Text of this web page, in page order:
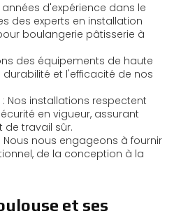
années d'expérience dans le
des experts en installation
boulangerie pâtisserie à
des équipements de haute
et l'efficacité de nos
: Nos installations respectent
en vigueur, assurant
de travail sûr.
: Nous nous engageons à fournir
de la conception à la
et ses